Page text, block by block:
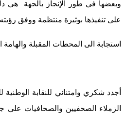
وبعضها في طور الإنجاز بالجهة هي
على تنفيذها بوثيرة منتظمة ووفق
استجابة الى المحطات المقبلة والهامة
أجدد شكري وامتناني للنقابة
الزملاء الصحفيين والصحافيات على